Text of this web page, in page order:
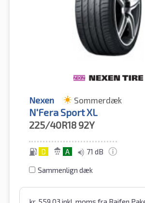
Nexen Sommerdæk
N'Fera Sport XL
225/40R18 92Y
D A 71 dB
Sammenlign dæk